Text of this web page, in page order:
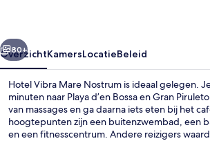
Volgende
80+
OverzichtKamersLocatieBeleid
Hotel Vibra Mare Nostrum is ideaal gelegen.
minuten naar Playa d’en Bossa en Gran
van massages en ga daarna iets eten bij het
hoogtepunten zijn een buitenzwembad, een
en een fitnesscentrum. Andere reizigers